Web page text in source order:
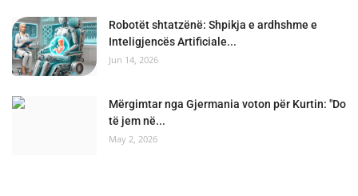
Robotët shtatzënë: Shpikja e ardhshme e
Inteligjencës Artificiale...
Jun 14, 2026
Mërgimtar nga Gjermania voton për Kurtin: "Do
të jem në...
May 2, 2026